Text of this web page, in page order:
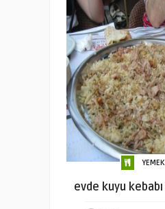
evde kuyu kebabı